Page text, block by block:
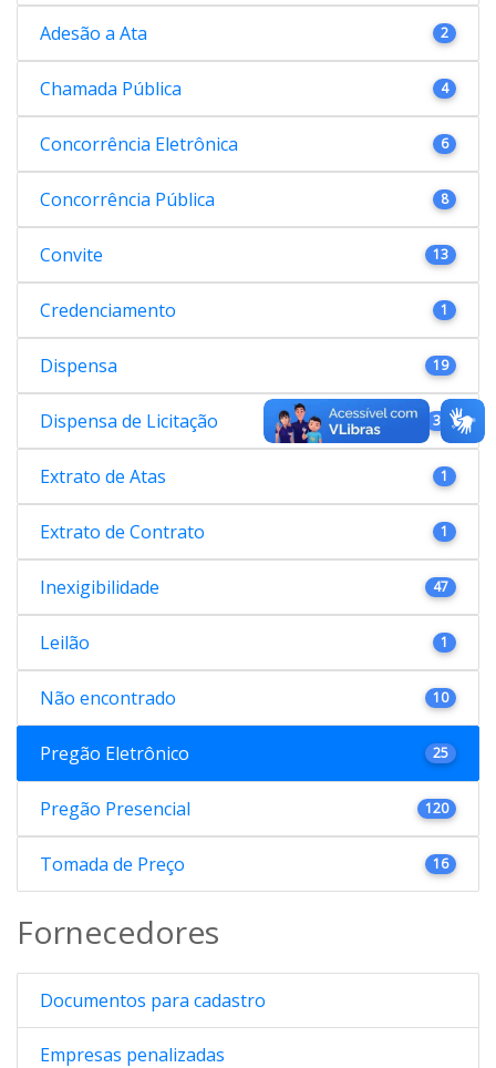
Adesão a Ata 2
Chamada Pública 4
Concorrência Eletrônica 6
Concorrência Pública 8
Convite 13
Credenciamento 1
Dispensa 19
Dispensa de Licitação 38
Extrato de Atas 1
Extrato de Contrato 1
Inexigibilidade 47
Leilão 1
Não encontrado 10
Pregão Eletrônico 25
Pregão Presencial 120
Tomada de Preço 16
Fornecedores
Documentos para cadastro
Empresas penalizadas